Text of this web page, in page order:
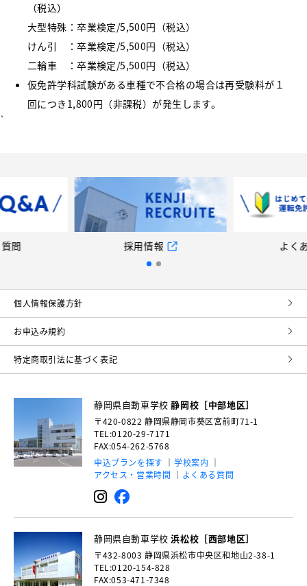
（税込）
大型特殊：卒業検定/5,500円（税込）
けん引 ：卒業検定/5,500円（税込）
二輪車 ：卒業検定/5,500円（税込）
仮免許学科試験がある車種で不合格の場合は再受験料が１
回につき1,800円（非課税）が発生します。
`
報 よくある質問
個⼈情報保護⽅針
お申込み規約
特定商取引法に基づく表記
静岡県自動車学校静岡校［中部地区］
〒420-0822 静岡県静岡市葵区宮前町71-1
TEL:0120-29-7171
FAX:054-262-5768
申込プランを探す
学校案内
アクセス・営業時間
よくある質問
静岡県自動車学校浜松校［西部地区］
〒432-8003 静岡県浜松市中央区和地山2-38-1
TEL:0120-154-828
FAX:053-471-7348